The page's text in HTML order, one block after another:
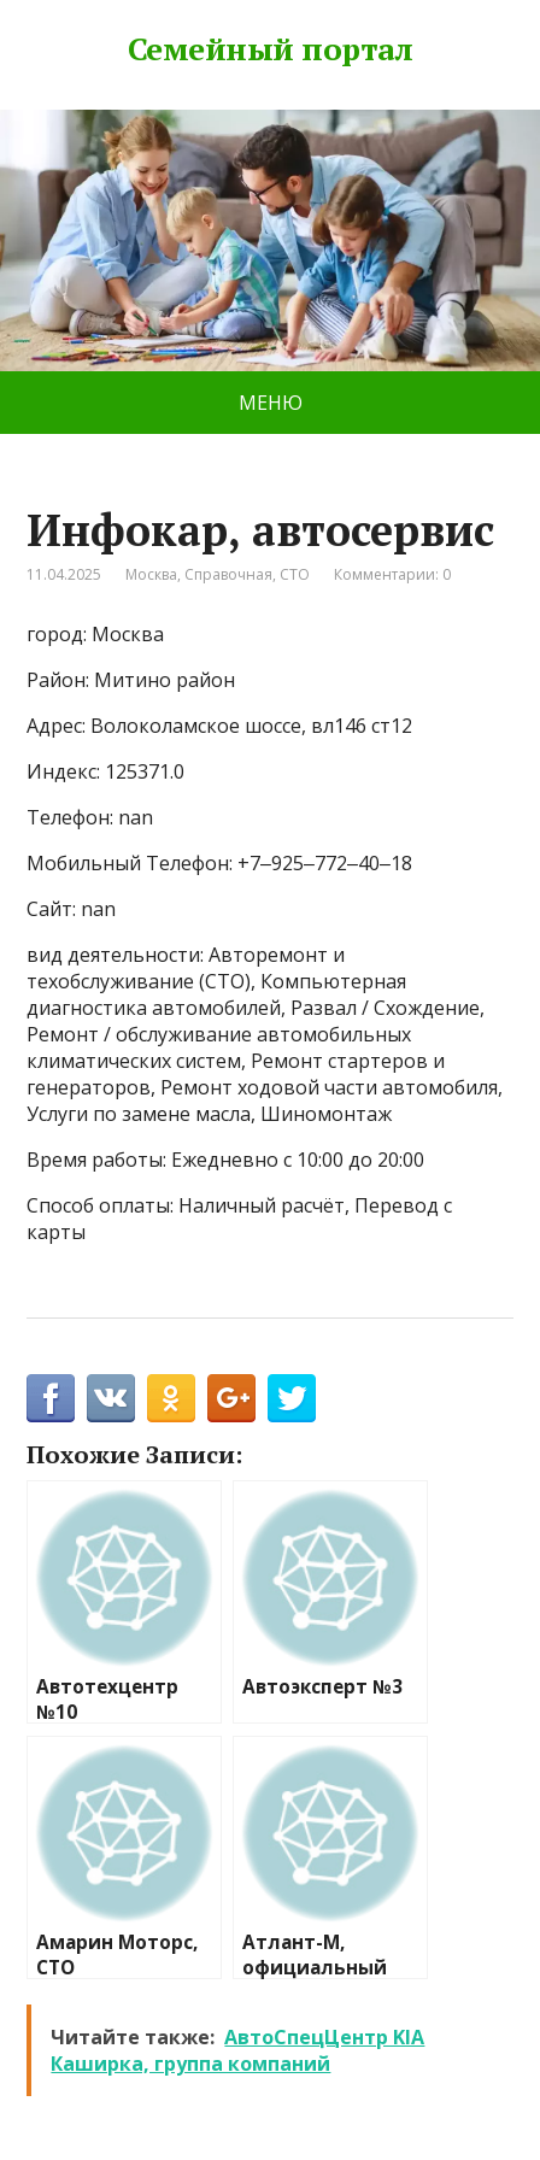
Семейный портал
МЕНЮ
Инфокар, автосервис
11.04.2025 Москва, Справочная, СТО Комментарии: 0
город: Москва
Район: Митино район
Адрес: Волоколамское шоссе, вл146 ст12
Индекс: 125371.0
Телефон: nan
Мобильный Телефон: +7‒925‒772‒40‒18
Сайт: nan
вид деятельности: Авторемонт и
техобслуживание (СТО), Компьютерная
диагностика автомобилей, Развал / Схождение,
Ремонт / обслуживание автомобильных
климатических систем, Ремонт стартеров и
генераторов, Ремонт ходовой части автомобиля,
Услуги по замене масла, Шиномонтаж
Время работы: Ежедневно с 10:00 до 20:00
Способ оплаты: Наличный расчёт, Перевод с
карты
Похожие Записи:
Автотехцентр
№10
Автоэксперт №3
Амарин Моторс,
СТО
Атлант-М,
официальный
Читайте также: АвтоСпецЦентр KIA
Каширка, группа компаний